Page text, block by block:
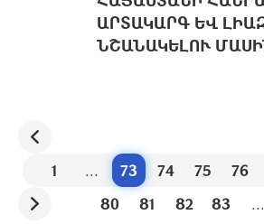
ԱՐՏԱԿԱՐԳ ԵՎ
ՆՇԱՆԱԿԵԼՈՒ
1 ... 73 74 75 76
80
81 82 83 ...